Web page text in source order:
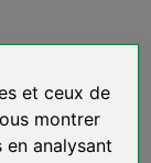
et ceux de
montrer
analysant